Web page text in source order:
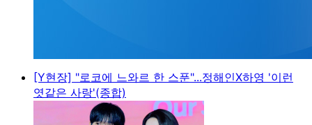
[Y현장] "로코에 느와르 한 스푼"...정해인X하영 '이런
엿같은 사랑'(종합)